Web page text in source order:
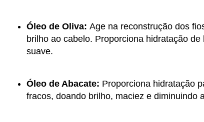
Óleo de Oliva: Age na reconstrução dos
brilho ao cabelo. Proporciona hidratação
suave.
Óleo de Abacate: Proporciona hidratação
fracos, doando brilho, maciez e diminuindo